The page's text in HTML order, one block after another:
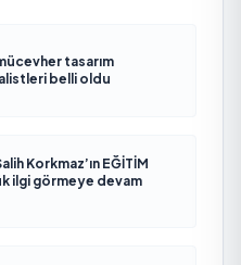
tasarım
belli oldu
Korkmaz’ın EĞİTİM
ilgi görmeye devam